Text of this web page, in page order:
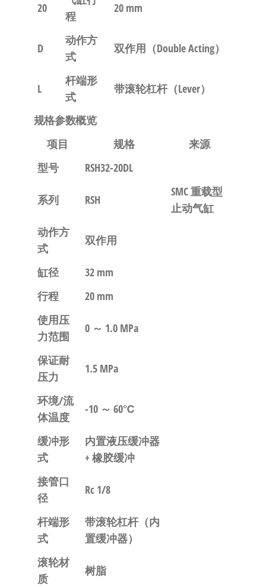
20
程
20 mm
D
动作方
式
双作用（Double Acting）
L
杆端形
式
带滚轮杠杆（Lever）
规格参数概览
项目
规格
来源
型号
RSH32-20DL
系列 RSH
SMC 重载型
止动气缸
动作方
式
双作用
缸径
32 mm
行程
20 mm
使用压
力范围
0 ～ 1.0 MPa
保证耐
压力
1.5 MPa
环境/流
体温度
-10 ～ 60℃
缓冲形
式
内置液压缓冲器
+ 橡胶缓冲
接管口
径
Rc 1/8
杆端形
式
带滚轮杠杆（内
置缓冲器）
滚轮材
质
树脂